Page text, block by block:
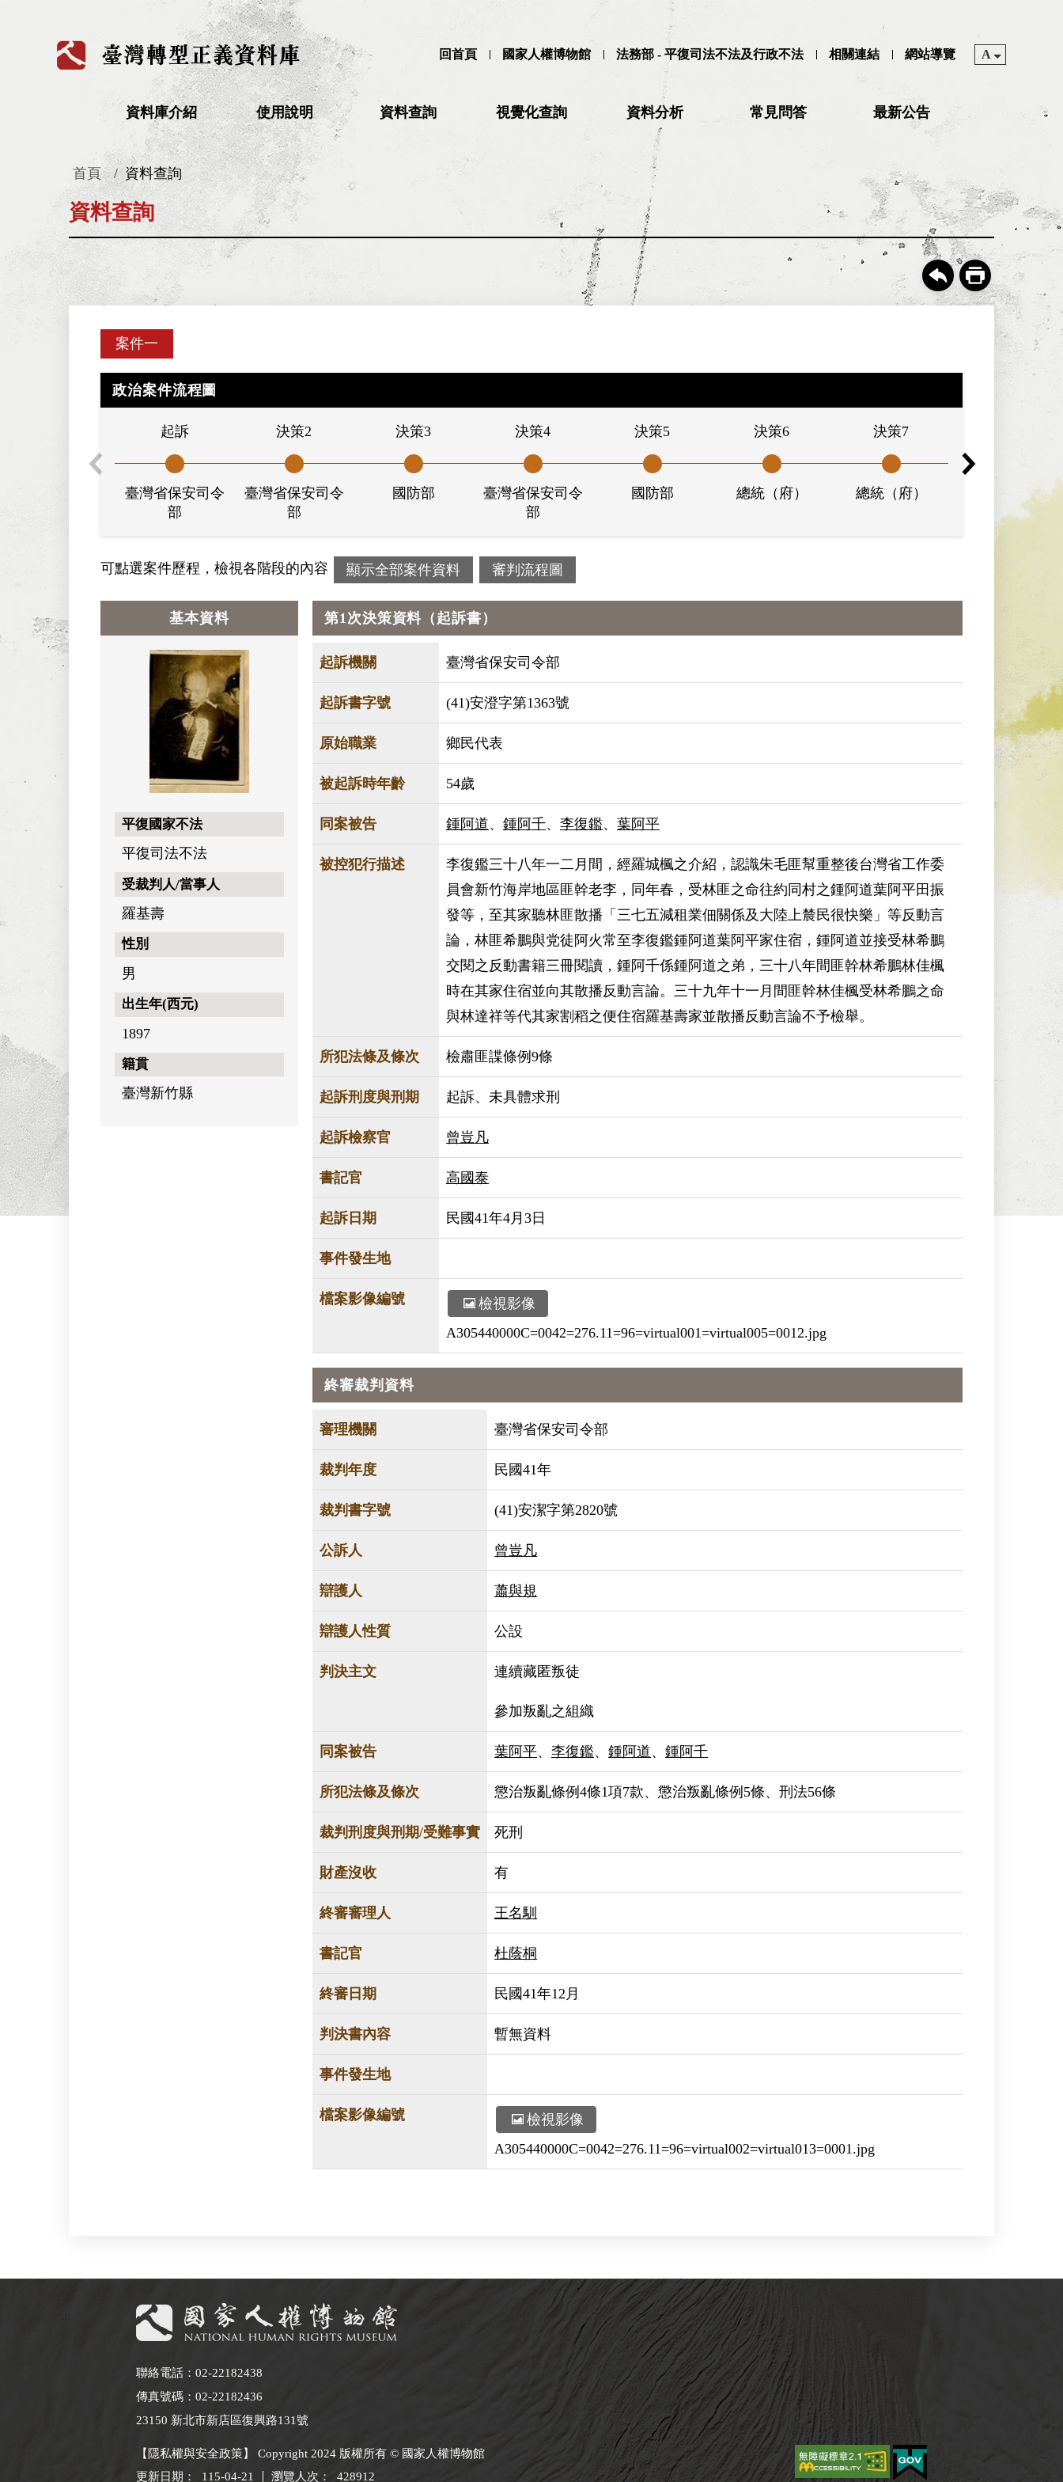
回首頁 國家人權博物館 法務部 - 平復司法不法及行政不法 相關連結 網站導覽 A
資料庫介紹 使用說明 資料查詢 視覺化查詢 資料分析 常見問答 最新公告
首頁 資料查詢
資料查詢
案件一
政治案件流程圖
起訴
臺灣省保安司令
部
決策2
臺灣省保安司令
部
決策3
國防部
決策4
臺灣省保安司令
部
決策5
國防部
決策6
總統（府）
決策7
總統（府） 總統（府）
可點選案件歷程，檢視各階段的內容 顯示全部案件資料 審判流程圖
基本資料
平復國家不法
平復司法不法
受裁判人/當事人
羅基壽
性別
男
出生年(西元)
1897
籍貫
臺灣新竹縣
第1次決策資料（起訴書）
起訴機關 臺灣省保安司令部
起訴書字號 (41)安澄字第1363號
原始職業 鄉民代表
被起訴時年齡 54歲
同案被告 鍾阿道、 鍾阿千、 李復鑑、 葉阿平
被控犯行描述
李復鑑三十八年一二月間，經羅城楓之介紹，認識朱毛匪幫重整後台灣省工作委
員會新竹海岸地區匪幹老李，同年春，受林匪之命往約同村之鍾阿道葉阿平田振
發等，至其家聽林匪散播「三七五減租業佃關係及大陸上辳民很快樂」等反動言
論，林匪希鵬與党徒阿火常至李復鑑鍾阿道葉阿平家住宿，鍾阿道並接受林希鵬
交閱之反動書籍三冊閱讀，鍾阿千係鍾阿道之弟，三十八年間匪幹林希鵬林佳楓
時在其家住宿並向其散播反動言論。三十九年十一月間匪幹林佳楓受林希鵬之命
與林達祥等代其家割稻之便住宿羅基壽家並散播反動言論不予檢舉。
所犯法條及條次 檢肅匪諜條例9條
起訴刑度與刑期 起訴、未具體求刑
起訴檢察官 曾豈凡
書記官 高國泰
起訴日期 民國41年4月3日
事件發生地
檔案影像編號
檢視影像
A305440000C=0042=276.11=96=virtual001=virtual005=0012.jpg
終審裁判資料
審理機關 臺灣省保安司令部
裁判年度 民國41年
裁判書字號 (41)安潔字第2820號
公訴人 曾豈凡
辯護人 蕭與規
辯護人性質 公設
判決主文 連續藏匿叛徒
參加叛亂之組織
同案被告 葉阿平、 李復鑑、 鍾阿道、 鍾阿千
所犯法條及條次 懲治叛亂條例4條1項7款、懲治叛亂條例5條、刑法56條
裁判刑度與刑期/受難事實 死刑
財產沒收 有
終審審理人 王名馴
書記官 杜蔭桐
終審日期 民國41年12月
判決書內容 暫無資料
事件發生地
檔案影像編號
檢視影像
A305440000C=0042=276.11=96=virtual002=virtual013=0001.jpg
聯絡電話：02-22182438
傳真號碼：02-22182436
23150 新北市新店區復興路131號
【隱私權與安全政策】 Copyright 2024 版權所有 © 國家人權博物館
更新日期：
115-04-21 瀏覽人次： 428912